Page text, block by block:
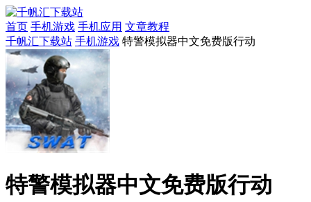
首页 手机游戏 手机应用 文章教程
千帆汇下载站 手机游戏 特警模拟器中文免费版行动
特警模拟器中文免费版行动